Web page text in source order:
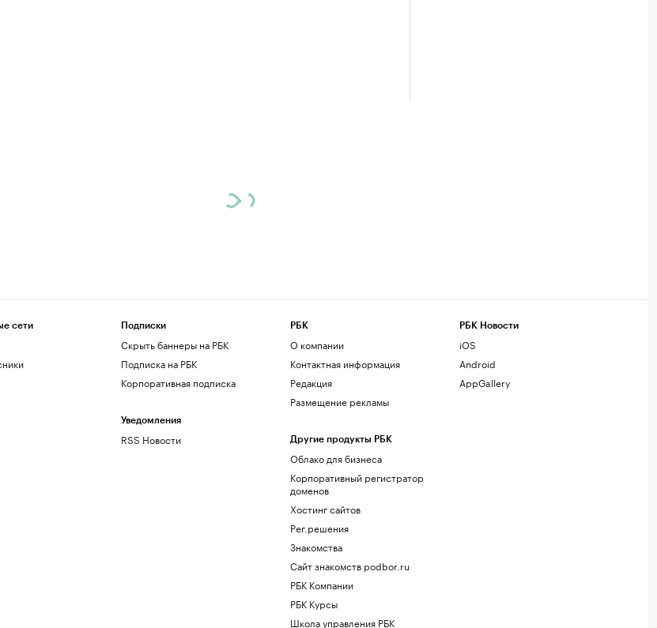
сети Подписки
Скрыть баннеры на РБК
Подписка на РБК
Корпоративная подписка
Уведомления
RSS Новости
РБК
О компании
Контактная информация
Редакция
Размещение рекламы
Другие продукты РБК
Облако для бизнеса
Корпоративный регистратор
доменов
Хостинг сайтов
Рег.решения
Знакомства
Сайт знакомств podbor.ru
РБК Компании
РБК Курсы
Школа управления РБК
РБК Новости
iOS
Android
AppGallery